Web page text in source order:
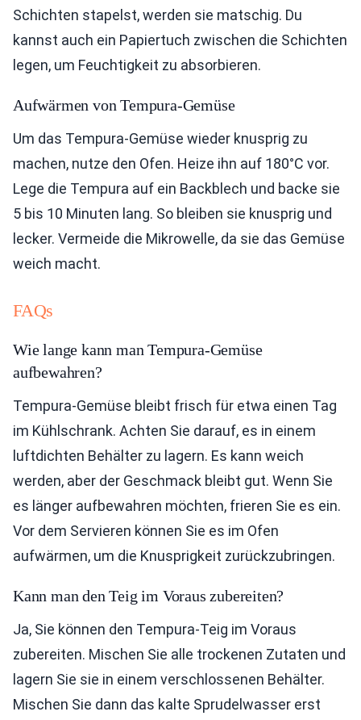
Schichten stapelst, werden sie matschig. Du
kannst auch ein Papiertuch zwischen die Schichten
legen, um Feuchtigkeit zu absorbieren.
Aufwärmen von Tempura-Gemüse
Um das Tempura-Gemüse wieder knusprig zu
machen, nutze den Ofen. Heize ihn auf 180°C vor.
Lege die Tempura auf ein Backblech und backe sie
5 bis 10 Minuten lang. So bleiben sie knusprig und
lecker. Vermeide die Mikrowelle, da sie das Gemüse
weich macht.
FAQs
Wie lange kann man Tempura-Gemüse
aufbewahren?
Tempura-Gemüse bleibt frisch für etwa einen Tag
im Kühlschrank. Achten Sie darauf, es in einem
luftdichten Behälter zu lagern. Es kann weich
werden, aber der Geschmack bleibt gut. Wenn Sie
es länger aufbewahren möchten, frieren Sie es ein.
Vor dem Servieren können Sie es im Ofen
aufwärmen, um die Knusprigkeit zurückzubringen.
Kann man den Teig im Voraus zubereiten?
Ja, Sie können den Tempura-Teig im Voraus
zubereiten. Mischen Sie alle trockenen Zutaten und
lagern Sie sie in einem verschlossenen Behälter.
Mischen Sie dann das kalte Sprudelwasser erst